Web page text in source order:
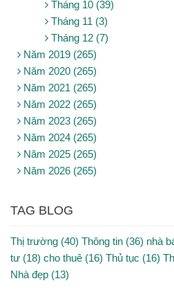
Tháng 10 (39)
Tháng 11 (3)
Tháng 12 (7)
Năm 2019 (265)
Năm 2020 (265)
Năm 2021 (265)
Năm 2022 (265)
Năm 2023 (265)
Năm 2024 (265)
Năm 2025 (265)
Năm 2026 (265)
TAG BLOG
Thị trường (40) Thông tin (36) nhà
tư (18) cho thuê (16) Thủ tục (16)
Nhà đẹp (13)